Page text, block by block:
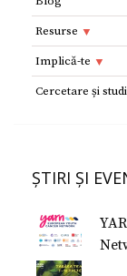
Resurse
Resurse
Adolescenţi
Formularul E
Implică-te
Implică-te
Donează
Cercetare și
Conferinţe
Studiu
Nu Mi-e Frică!
ȘTIRI ȘI